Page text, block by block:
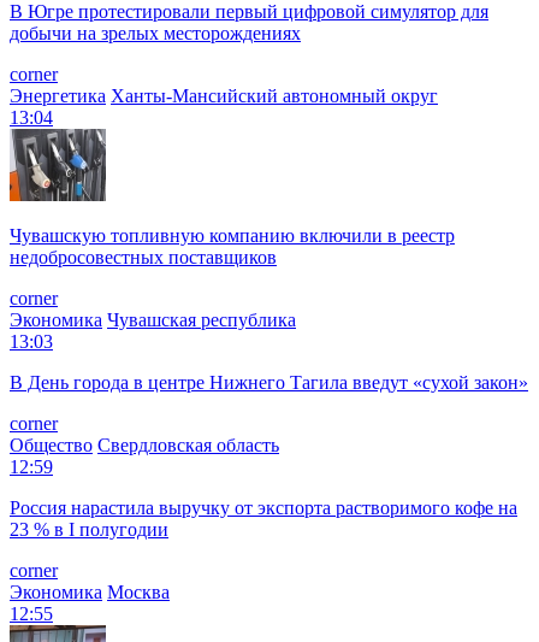
В Югре протестировали первый цифровой симулятор для
добычи на зрелых месторождениях
corner
Энергетика Ханты-Мансийский автономный округ
13:04
Чувашскую топливную компанию включили в реестр
недобросовестных поставщиков
corner
Экономика Чувашская республика
13:03
В День города в центре Нижнего Тагила введут «сухой закон»
corner
Общество Свердловская область
12:59
Россия нарастила выручку от экспорта растворимого кофе на
23 % в I полугодии
corner
Экономика Москва
12:55